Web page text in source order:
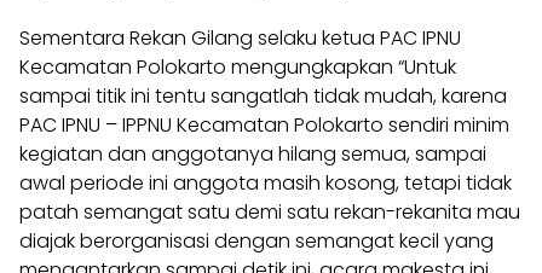
Sementara Rekan Gilang selaku ketua PAC IPNU
Kecamatan Polokarto mengungkapkan “Untuk
sampai titik ini tentu sangatlah tidak mudah, karena
PAC IPNU – IPPNU Kecamatan Polokarto sendiri minim
kegiatan dan anggotanya hilang semua, sampai
awal periode ini anggota masih kosong, tetapi tidak
patah semangat satu demi satu rekan-rekanita mau
diajak berorganisasi dengan semangat kecil yang